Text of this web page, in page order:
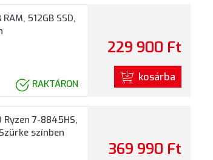
512GB SSD,
RAKTÁRON
229 900 Ft
kosárba
Ryzen 7-8845HS,
színben
369 990 Ft